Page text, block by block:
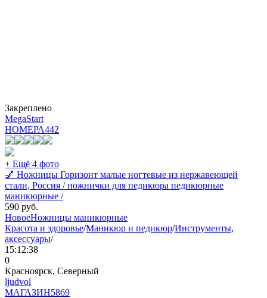
Закреплено
MegaStart
НОМЕРА442
+ Ещё 4 фото
💅 Ножницы Горизонт малые ногтевые из нержавеющей
стали, Россия / ножнички для педикюра педикюрные
маникюрные /
590 руб.
НовоеНожницы маникюрные
Красота и здоровье/Маникюр и педикюр/Инструменты,
аксессуары/
15:12:38
0
Красноярск, Северный
ljudvol
МАГАЗИН5869